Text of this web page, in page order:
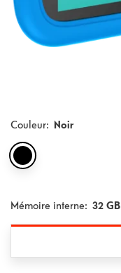
Couleur: Noir
Mémoire interne: 32 GB